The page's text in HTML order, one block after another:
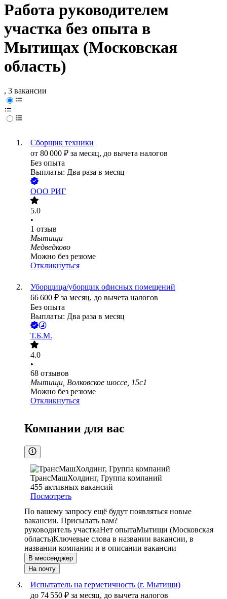
Работа руководителем
участка без опыта в
Мытищах (Московская
область)
, 3 вакансии
Сборщик техники
от 80 000 ₽ за месяц, до вычета налогов
Без опыта
Выплаты: Два раза в месяц
ООО РИГ
5.0
•
1 отзыв
Мытищи
Медведково
Можно без резюме
Откликнуться
Уборщица/уборщик офисных помещений
66 600 ₽ за месяц, до вычета налогов
Без опыта
Выплаты: Два раза в месяц
Т.Б.М.
4.0
•
68 отзывов
Мытищи, Волковское шоссе, 15с1
Можно без резюме
Откликнуться
Компании для вас
ТрансМашХолдинг, Группа компаний
455 активных вакансий
Посмотреть
По вашему запросу ещё будут появляться новые
вакансии. Присылать вам?
руководитель участкаНет опытаМытищи (Московская
область)Ключевые слова в названии вакансии, в
названии компании и в описании вакансии
В мессенджер
На почту
Испытатель на герметичность (г. Мытищи)
до 74 550 ₽ за месяц, до вычета налогов